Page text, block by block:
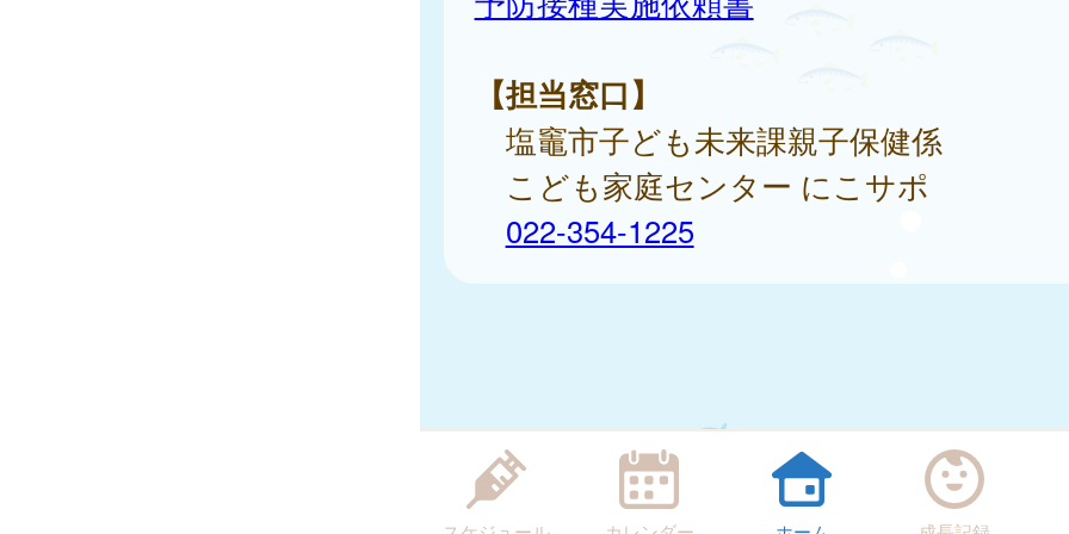
【担当窓口】
塩竈市子ども未来課親子保健係
こども家庭センター にこサポ
022-354-1225